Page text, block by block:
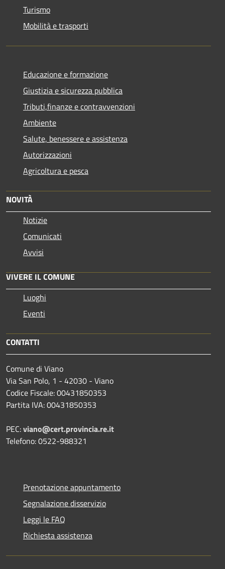
Turismo
Mobilità e trasporti
Educazione e formazione
Giustizia e sicurezza pubblica
Tributi,finanze e contravvenzioni
Ambiente
Salute, benessere e assistenza
Autorizzazioni
Agricoltura e pesca
NOVITÀ
Notizie
Comunicati
Avvisi
VIVERE IL COMUNE
Luoghi
Eventi
CONTATTI
Comune di Viano
Via San Polo, 1 - 42030 - Viano
Codice Fiscale: 00431850353
Partita IVA: 00431850353
PEC:viano@cert.provincia.re.it
Telefono: 0522-988321
Prenotazione appuntamento
Segnalazione disservizio
Leggi le FAQ
Richiesta assistenza